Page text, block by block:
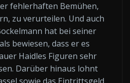
fehlerhaften Bemühen,
zu verurteilen. Und auch
hat bei seiner
bewiesen, dass er es
Haidles Figuren sehr
Darüber hinaus lohnt